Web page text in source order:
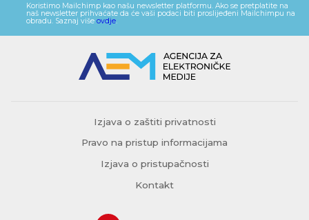
Koristimo Mailchimp kao našu newsletter platformu. Ako se pretplatite na
naš newsletter prihvaćate da će vaši podaci biti proslijeđeni Mailchimpu na
obradu. Saznaj više ovdje.
Izjava o zaštiti privatnosti
Pravo na pristup informacijama
Izjava o pristupačnosti
Kontakt